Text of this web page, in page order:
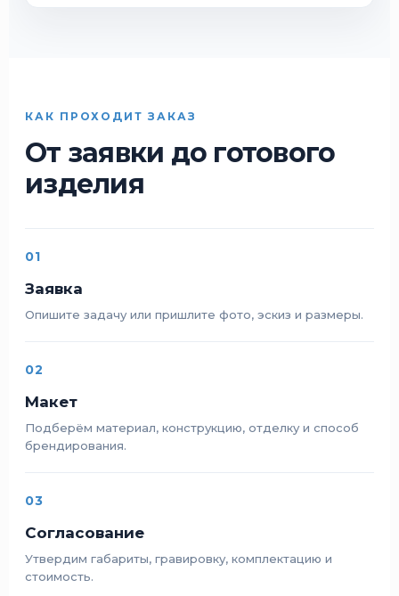
КАК ПРОХОДИТ ЗАКАЗ
От заявки до готового
изделия
01
Заявка
Опишите задачу или пришлите фото, эскиз и размеры.
02
Макет
Подберём материал, конструкцию, отделку и способ
брендирования.
03
Согласование
Утвердим габариты, гравировку, комплектацию и
стоимость.